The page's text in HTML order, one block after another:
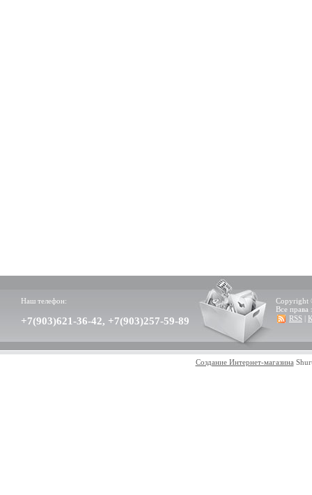
Наш телефон:
+7(903)621-36-42, +7(903)257-59-89
Copyright
Все
RSS |
Создание Интернет-магазина